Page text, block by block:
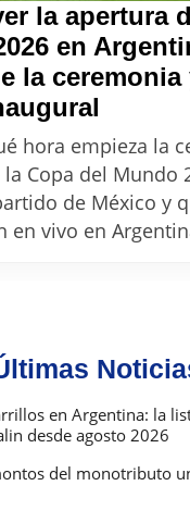
la apertura
en
la ceremonia
ver
la
del
Horario
de
la
hora empieza la
Copa del Mundo
de México y
en vivo en
en Argentina: la
desde agosto 2026
del monotributo